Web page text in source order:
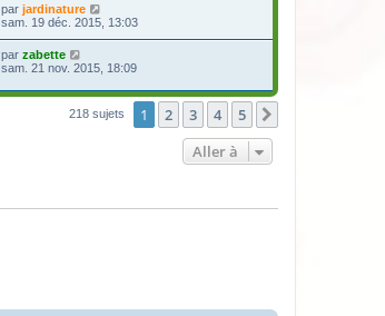
par jardinature
sam. 19 déc. 2015, 13:03
par zabette
sam. 21 nov. 2015, 18:09
218 sujets 1 2 3 4 5
Aller à